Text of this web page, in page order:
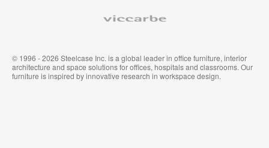
© 1996 - 2026 Steelcase Inc. is a global leader in office furniture, interior
architecture and space solutions for offices, hospitals and classrooms. Our
furniture is inspired by innovative research in workspace design.